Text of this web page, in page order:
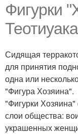
Фигурки
Сидящая
для принятия
одна или
"Фигура Хозяина".
"Фигурки
слои общества:
украшенных